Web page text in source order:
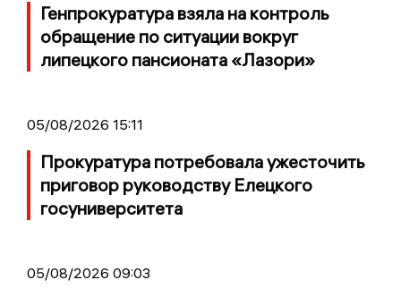
Генпрокуратура взяла на контроль
обращение по ситуации вокруг
липецкого пансионата «Лазори»
05/08/2026 15:11
Прокуратура потребовала ужесточить
приговор руководству Елецкого
госуниверситета
05/08/2026 09:03